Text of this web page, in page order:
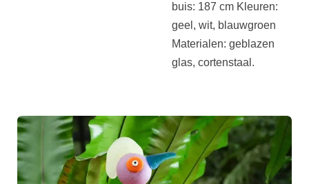
buis: 187 cm Kleuren:
geel, wit, blauwgroen
Materialen: geblazen
glas, cortenstaal.